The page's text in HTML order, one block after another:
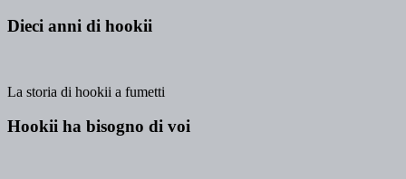
Dieci anni di hookii
La storia di hookii a fumetti
Hookii ha bisogno di voi